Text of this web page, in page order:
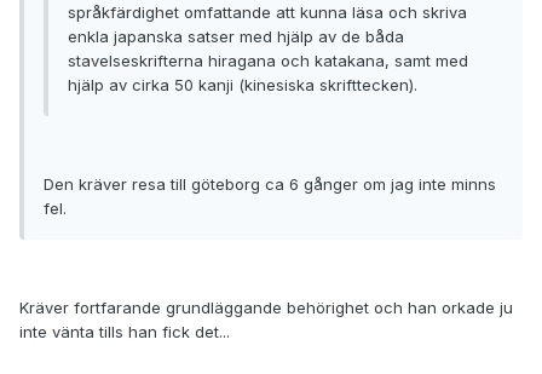
språkfärdighet omfattande att kunna läsa och skriva
enkla japanska satser med hjälp av de båda
stavelseskrifterna hiragana och katakana, samt med
hjälp av cirka 50 kanji (kinesiska skrifttecken).
Den kräver resa till göteborg ca 6 gånger om jag inte minns
fel.
Kräver fortfarande grundläggande behörighet och han orkade ju
inte vänta tills han fick det...